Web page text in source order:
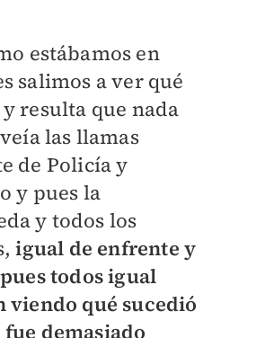
estábamos en
salimos a ver qué
y resulta que nada
las llamas
de Policía y
y pues la
y todos los
igual de enfrente y
todos igual
viendo qué sucedió
demasiado